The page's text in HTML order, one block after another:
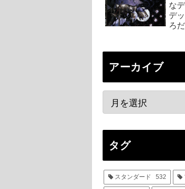
な
デ
ろ
アーカイブ
タグ
スタンダード 532